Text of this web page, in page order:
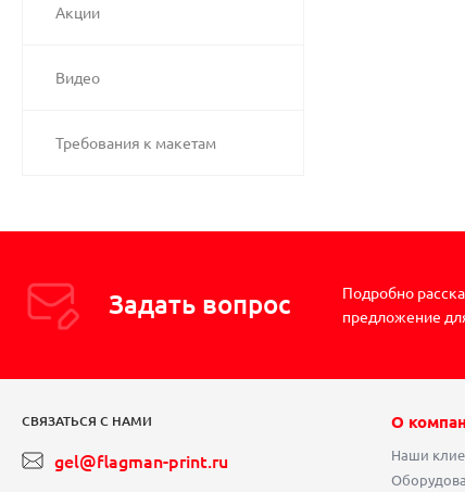
Акции
Видео
Требования к макетам
Задать вопрос
Подробно
предложение
СВЯЗАТЬСЯ С НАМИ
gel@flagman-print.ru
О
Наши